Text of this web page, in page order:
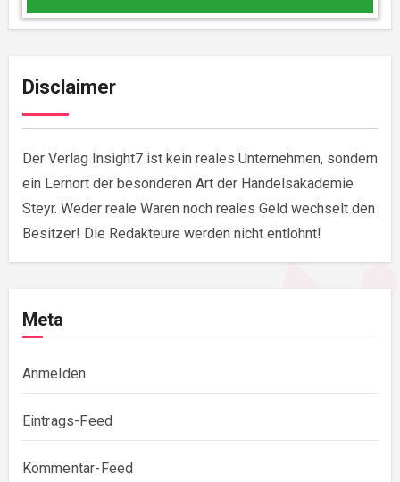
Disclaimer
Der Verlag Insight7 ist kein reales Unternehmen, sondern
ein Lernort der besonderen Art der Handelsakademie
Steyr. Weder reale Waren noch reales Geld wechselt den
Besitzer! Die Redakteure werden nicht entlohnt!
Meta
Anmelden
Eintrags-Feed
Kommentar-Feed